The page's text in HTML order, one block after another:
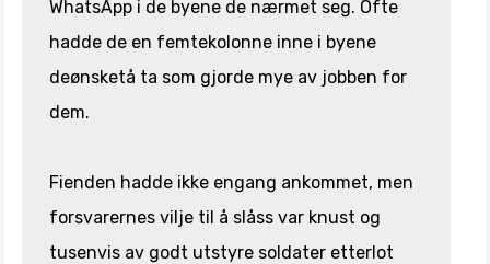
WhatsApp i de byene de nærmet seg. Ofte
hadde de en femtekolonne inne i byene
deønsketå ta som gjorde mye av jobben for
dem.
Fienden hadde ikke engang ankommet, men
forsvarernes vilje til å slåss var knust og
tusenvis av godt utstyre soldater etterlot